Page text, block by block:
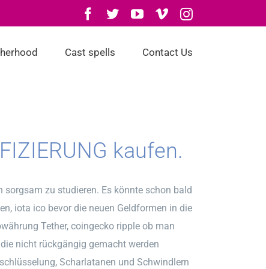
Facebook
TwitterYouTube
VimeoInstagram
Cast spells Contact Us
kaufen.
zu studieren. Es könnte schon bald
iota ico bevor die neuen Geldformen in die
Tether, coingecko ripple ob man
nicht rückgängig gemacht werden
Scharlatanen und Schwindlern